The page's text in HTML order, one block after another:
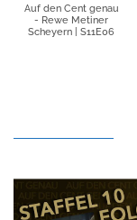
Auf den Cent genau
- Rewe Metiner
Scheyern | S11E06